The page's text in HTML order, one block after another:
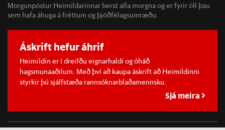
Morgunpóstur Heimildarinnar berst alla morgna og er fyrir öll þau
sem hafa áhuga á fréttum og þjóðfélagsumræðu.
Áskrift hefur áhrif
Heimildin er í dreifðu eignarhaldi og óháð
hagsmunaaðilum. Með því að kaupa áskrift að Heimildinni
styrkir þú sjálfstæða rannsóknarblaðamennsku.
Sjá meira